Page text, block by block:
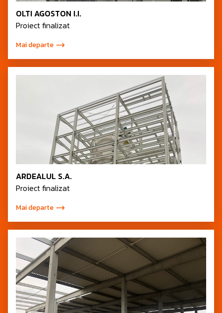
OLTI AGOSTON I.I.
Proiect finalizat
Mai departe
ARDEALUL S.A.
Proiect finalizat
Mai departe